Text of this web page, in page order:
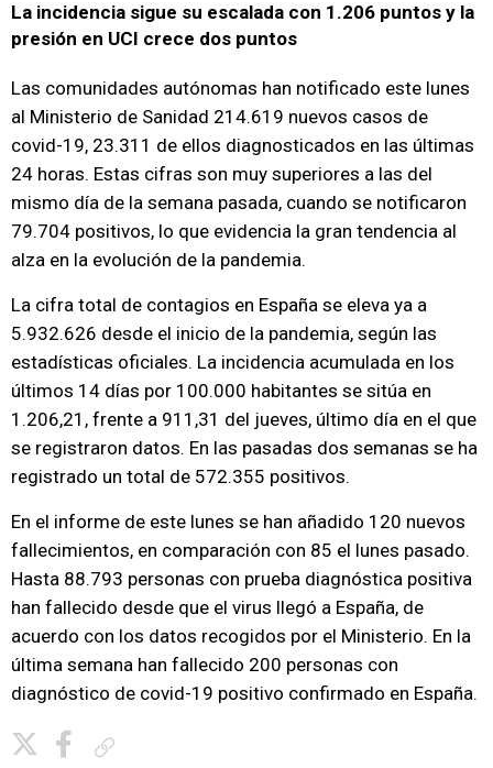
La incidencia sigue su escalada con 1.206 puntos y la
presión en UCI crece dos puntos
Las comunidades autónomas han notificado este lunes
al Ministerio de Sanidad 214.619 nuevos casos de
covid-19, 23.311 de ellos diagnosticados en las últimas
24 horas. Estas cifras son muy superiores a las del
mismo día de la semana pasada, cuando se notificaron
79.704 positivos, lo que evidencia la gran tendencia al
alza en la evolución de la pandemia.
La cifra total de contagios en España se eleva ya a
5.932.626 desde el inicio de la pandemia, según las
estadísticas oficiales. La incidencia acumulada en los
últimos 14 días por 100.000 habitantes se sitúa en
1.206,21, frente a 911,31 del jueves, último día en el que
se registraron datos. En las pasadas dos semanas se ha
registrado un total de 572.355 positivos.
En el informe de este lunes se han añadido 120 nuevos
fallecimientos, en comparación con 85 el lunes pasado.
Hasta 88.793 personas con prueba diagnóstica positiva
han fallecido desde que el virus llegó a España, de
acuerdo con los datos recogidos por el Ministerio. En la
última semana han fallecido 200 personas con
diagnóstico de covid-19 positivo confirmado en España.